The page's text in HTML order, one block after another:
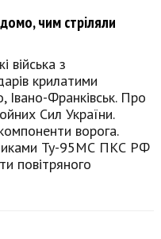
чим стріляли
війська з
крилатими
Івано-Франківськ. Про
Сил України.
ворога.
Ту-95МС ПКС РФ
повітряного